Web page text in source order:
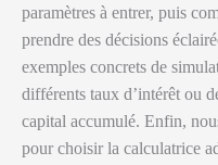
paramètres à entrer, puis
prendre des décisions
exemples concrets de
différents taux d’intérêt ou
capital accumulé. Enfin,
pour choisir la calculatrice